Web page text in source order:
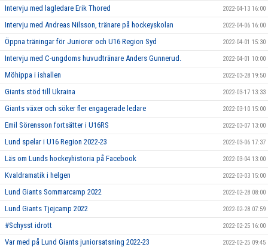
Intervju med lagledare Erik Thored 2022-04-13 16:00
Intervju med Andreas Nilsson, tränare på hockeyskolan 2022-04-06 16:00
Öppna träningar för Juniorer och U16 Region Syd 2022-04-01 15:30
Intervju med C-ungdoms huvudtränare Anders Gunnerud. 2022-04-01 10:00
Möhippa i ishallen 2022-03-28 19:50
Giants stöd till Ukraina 2022-03-17 13:33
Giants växer och söker fler engagerade ledare 2022-03-10 15:00
Emil Sörensson fortsätter i U16RS 2022-03-07 13:00
Lund spelar i U16 Region 2022-23 2022-03-06 17:37
Läs om Lunds hockeyhistoria på Facebook 2022-03-04 13:00
Kvaldramatik i helgen 2022-03-03 15:00
Lund Giants Sommarcamp 2022 2022-02-28 08:00
Lund Giants Tjejcamp 2022 2022-02-28 07:59
#Schysst idrott 2022-02-25 16:00
Var med på Lund Giants juniorsatsning 2022-23 2022-02-25 09:45